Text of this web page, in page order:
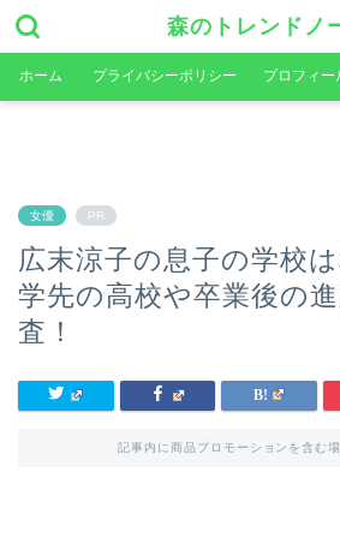
森のトレンドノ
ホーム プライバシーポリシー プロフィー
女優 PR
広末涼子の息子の学校
学先の高校や卒業後の
査！
記事内に商品プロモーションを含む